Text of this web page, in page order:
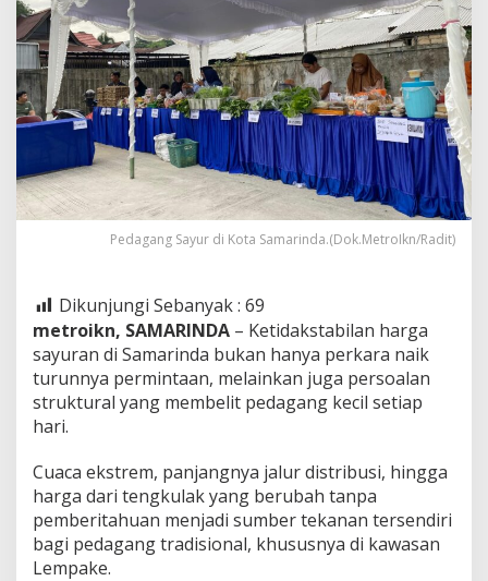
Pedagang Sayur di Kota Samarinda.(Dok.MetroIkn/Radit)
Dikunjungi Sebanyak : 69
metroikn, SAMARINDA – Ketidakstabilan harga
sayuran di Samarinda bukan hanya perkara naik
turunnya permintaan, melainkan juga persoalan
struktural yang membelit pedagang kecil setiap
hari.
Cuaca ekstrem, panjangnya jalur distribusi, hingga
harga dari tengkulak yang berubah tanpa
pemberitahuan menjadi sumber tekanan tersendiri
bagi pedagang tradisional, khususnya di kawasan
Lempake.